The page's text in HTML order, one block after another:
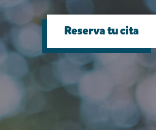
Reserva tu cita